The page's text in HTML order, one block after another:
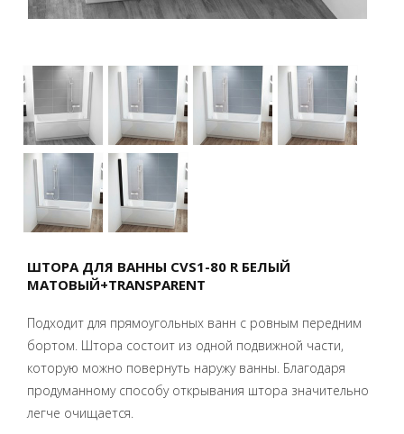
ШТОРА ДЛЯ ВАННЫ CVS1-80 R БЕЛЫЙ
МАТОВЫЙ+TRANSPARENT
Подходит для прямоугольных ванн с ровным передним
бортом. Штора состоит из одной подвижной части,
которую можно повернуть наружу ванны. Благодаря
продуманному способу открывания штора значительно
легче очищается.